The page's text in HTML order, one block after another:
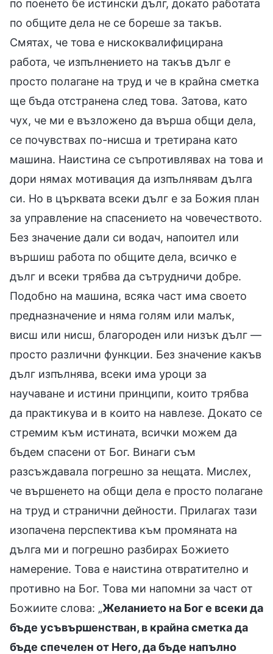
по поенето бе истински дълг, докато работата
по общите дела не се бореше за такъв.
Смятах, че това е нискоквалифицирана
работа, че изпълнението на такъв дълг е
просто полагане на труд и че в крайна сметка
ще бъда отстранена след това. Затова, като
чух, че ми е възложено да върша общи дела,
се почувствах по-нисша и третирана като
машина. Наистина се съпротивлявах на това и
дори нямах мотивация да изпълнявам дълга
си. Но в църквата всеки дълг е за Божия план
за управление на спасението на човечеството.
Без значение дали си водач, напоител или
вършиш работа по общите дела, всичко е
дълг и всеки трябва да сътрудничи добре.
Подобно на машина, всяка част има своето
предназначение и няма голям или малък,
висш или нисш, благороден или низък дълг —
просто различни функции. Без значение какъв
дълг изпълнява, всеки има уроци за
научаване и истини принципи, които трябва
да практикува и в които на навлезе. Докато се
стремим към истината, всички можем да
бъдем спасени от Бог. Винаги съм
разсъждавала погрешно за нещата. Мислех,
че вършенето на общи дела е просто полагане
на труд и странични дейности. Прилагах тази
изопачена перспектива към промяната на
дълга ми и погрешно разбирах Божието
намерение. Това е наистина отвратително и
противно на Бог. Това ми напомни за част от
Божиите слова: „Желанието на Бог е всеки да
бъде усъвършенстван, в крайна сметка да
бъде спечелен от Него, да бъде напълно